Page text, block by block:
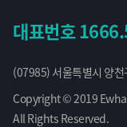
대표번호
(07985) 서울특별시 양
Copyright © 2019
All Rights Reserved.